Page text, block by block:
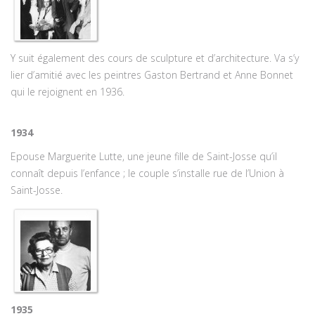
Y suit également des cours de sculpture et d’architecture. Va s’y
lier d’amitié avec les peintres Gaston Bertrand et Anne Bonnet
qui le rejoignent en 1936.
1934
Epouse Marguerite Lutte, une jeune fille de Saint-Josse qu’il
connaît depuis l’enfance ; le couple s’installe rue de l’Union à
Saint-Josse.
1935